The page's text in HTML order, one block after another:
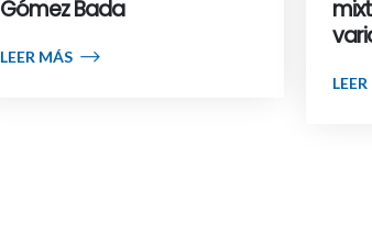
Gómez Bada
LEER MÁS